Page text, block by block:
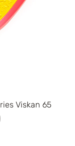
Viskan 65